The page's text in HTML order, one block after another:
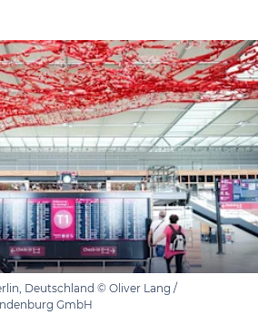
Deutschland © Oliver Lang /
GmbH